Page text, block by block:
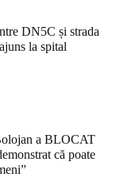
DN5C și strada
la spital
a BLOCAT
că poate